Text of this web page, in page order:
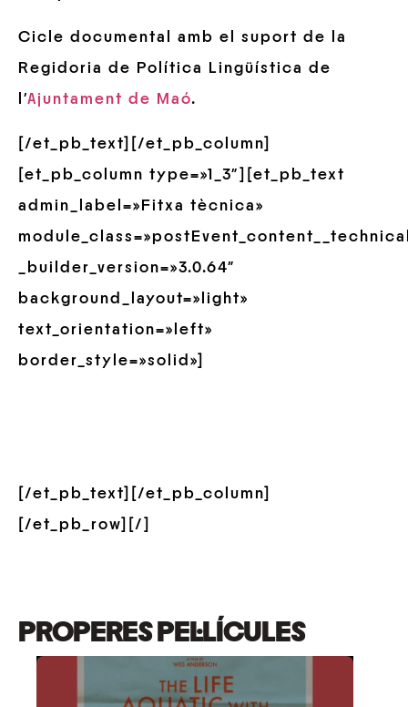
Cicle documental amb el suport de la
Regidoria de Política Lingüística de
l’Ajuntament de Maó.
[/et_pb_text][/et_pb_column]
[et_pb_column type=»1_3″][et_pb_text
admin_label=»Fitxa tècnica»
_builder_version=»3.0.64″
background_layout=»light»
text_orientation=»left»
border_style=»solid»]
[/et_pb_text][/et_pb_column]
[/et_pb_row][/]
PROPERES PEL·LÍCULES